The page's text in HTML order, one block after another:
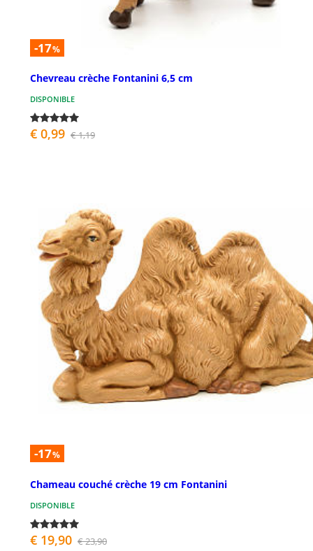
-17%
Chevreau crèche Fontanini 6,5 cm
DISPONIBLE
€ 0,99 € 1,19
-17%
Chameau couché crèche 19 cm Fontanini
DISPONIBLE
€ 19,90 € 23,90